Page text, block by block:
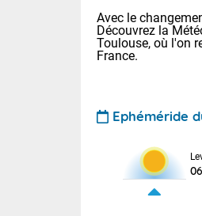
Avec le
Découvrez la
Toulouse, où l'on
France.
Ephéméride